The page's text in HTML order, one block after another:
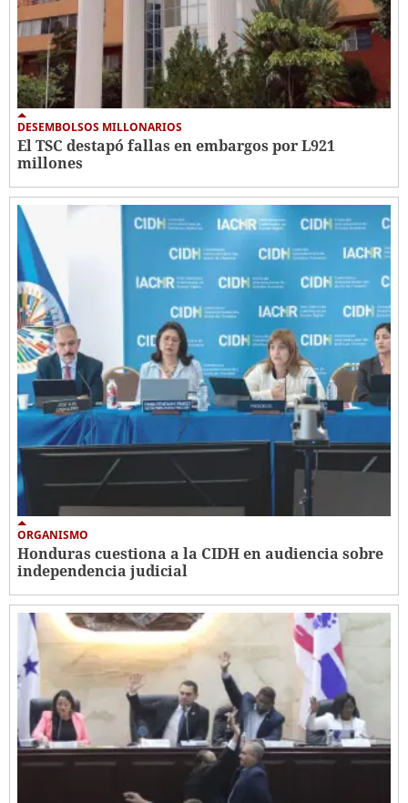
DESEMBOLSOS MILLONARIOS
El TSC destapó fallas en embargos por L921
millones
ORGANISMO
Honduras cuestiona a la CIDH en audiencia sobre
independencia judicial